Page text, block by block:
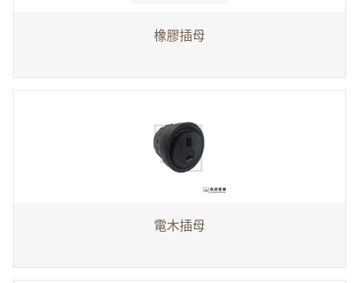
橡膠插母
電木插母